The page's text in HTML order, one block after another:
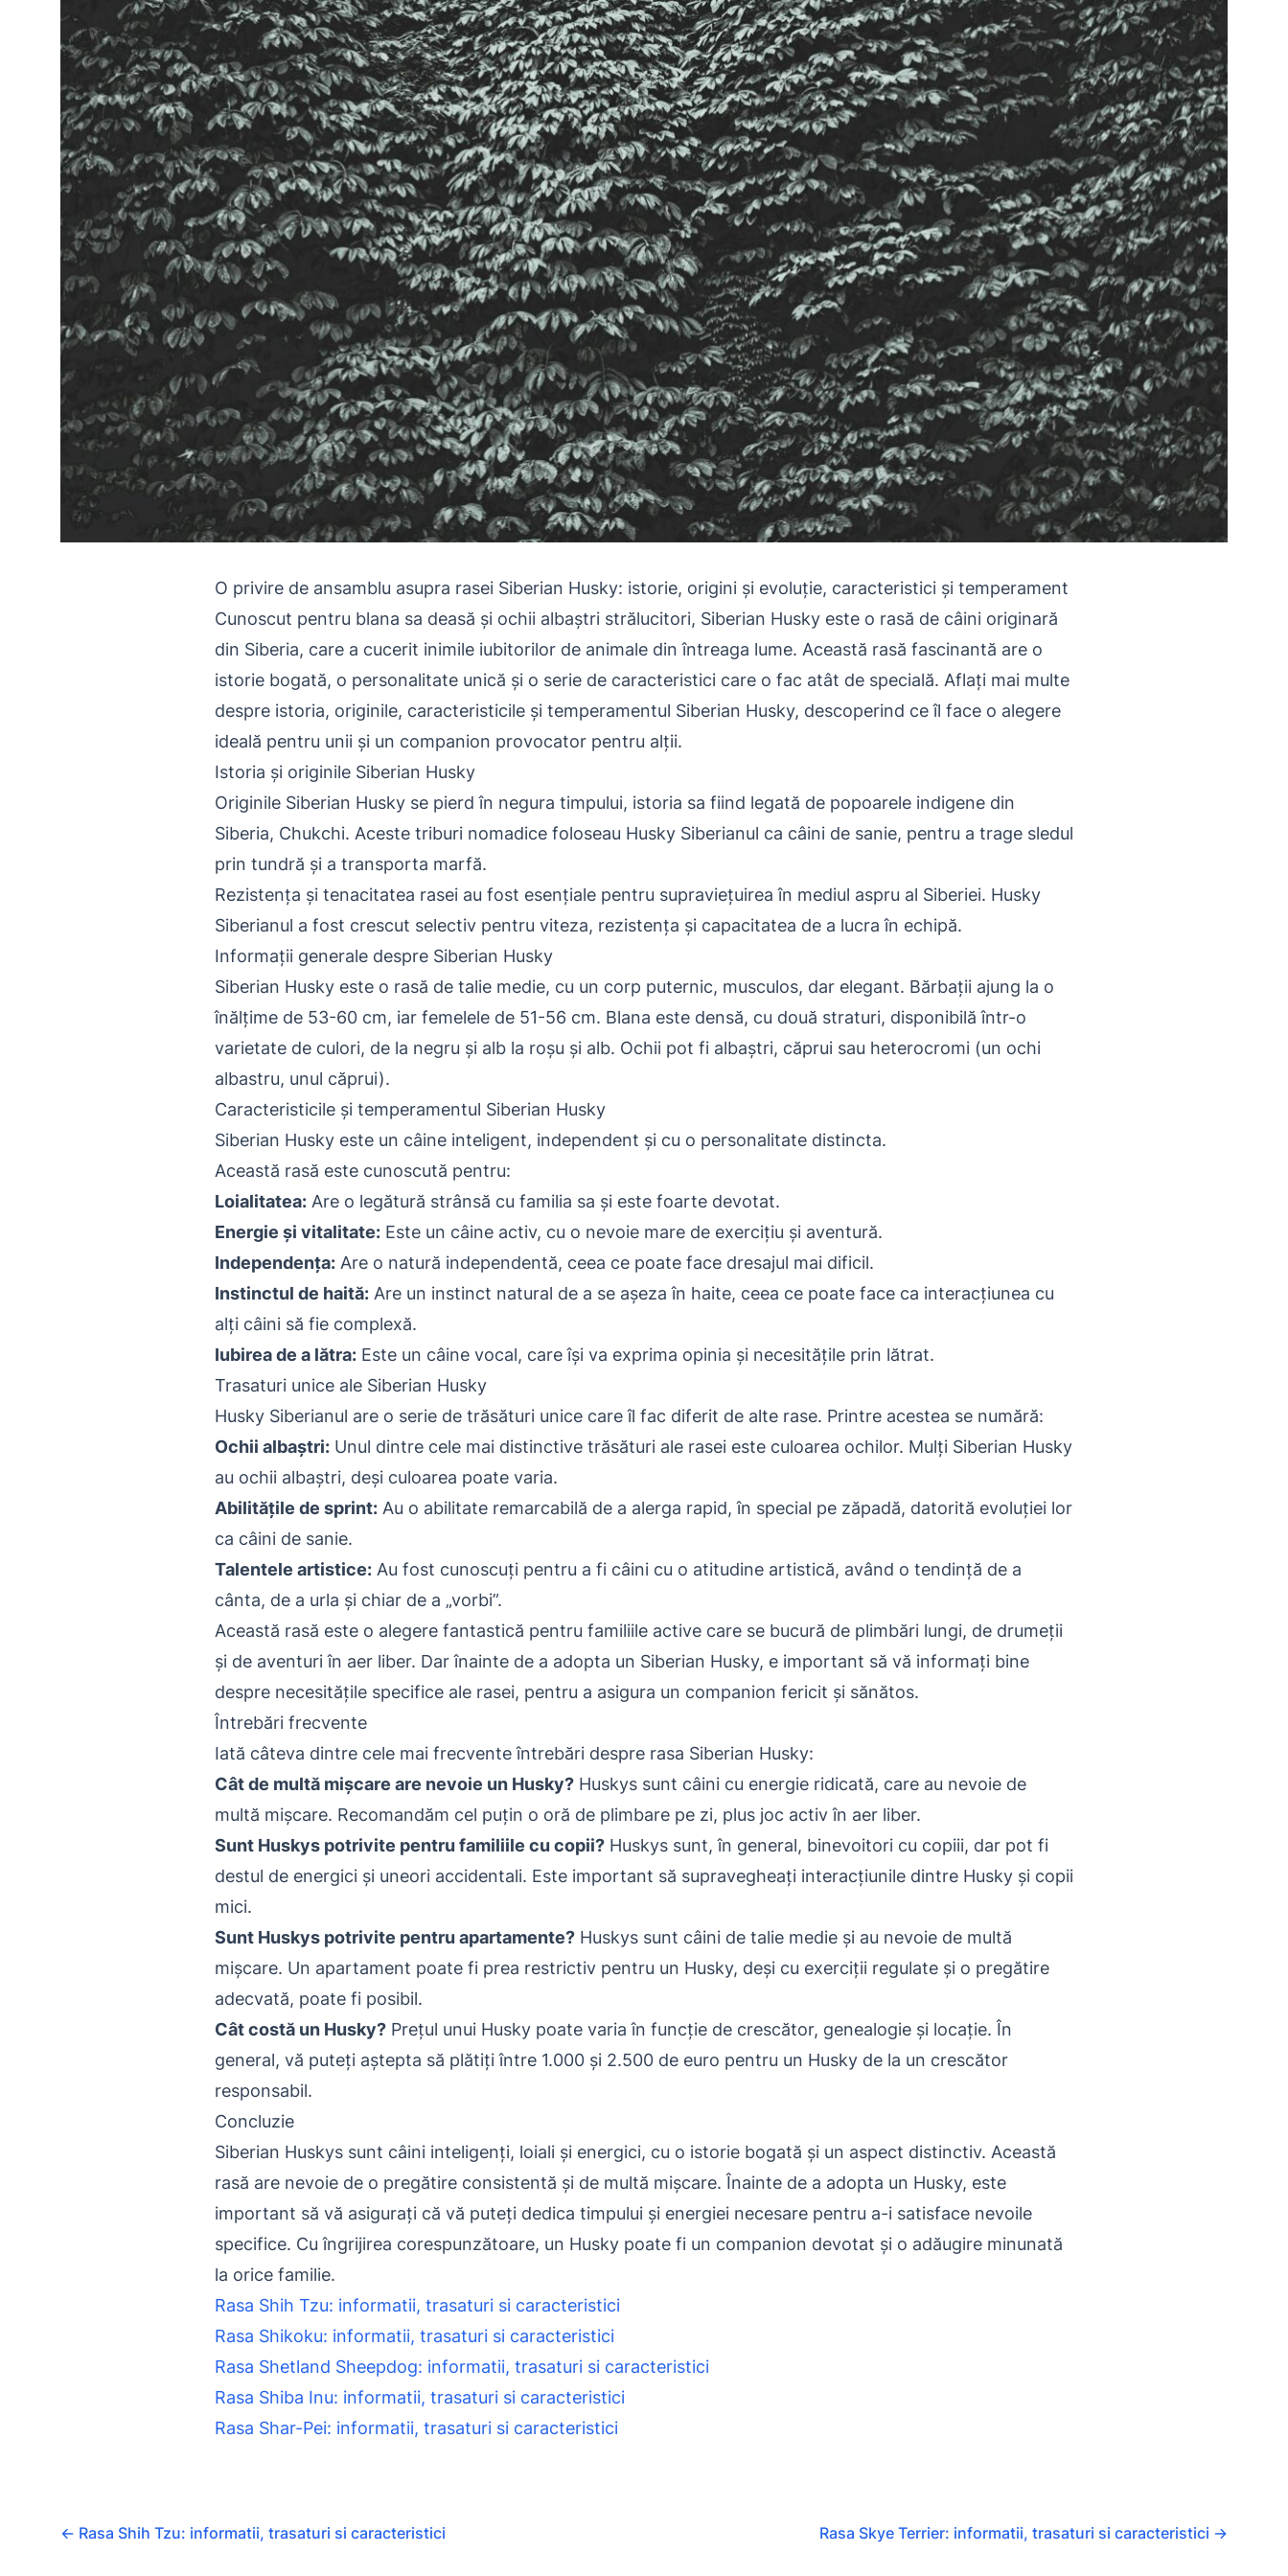
O privire de ansamblu asupra rasei Siberian Husky: istorie, origini și evoluție, caracteristici și temperament
Cunoscut pentru blana sa deasă și ochii albaștri strălucitori, Siberian Husky este o rasă de câini originară
din Siberia, care a cucerit inimile iubitorilor de animale din întreaga lume. Această rasă fascinantă are o
istorie bogată, o personalitate unică și o serie de caracteristici care o fac atât de specială. Aflați mai multe
despre istoria, originile, caracteristicile și temperamentul Siberian Husky, descoperind ce îl face o alegere
ideală pentru unii și un companion provocator pentru alții.
Istoria și originile Siberian Husky
Originile Siberian Husky se pierd în negura timpului, istoria sa fiind legată de popoarele indigene din
Siberia, Chukchi. Aceste triburi nomadice foloseau Husky Siberianul ca câini de sanie, pentru a trage sledul
prin tundră și a transporta marfă.
Rezistența și tenacitatea rasei au fost esențiale pentru supraviețuirea în mediul aspru al Siberiei. Husky
Siberianul a fost crescut selectiv pentru viteza, rezistența și capacitatea de a lucra în echipă.
Informații generale despre Siberian Husky
Siberian Husky este o rasă de talie medie, cu un corp puternic, musculos, dar elegant. Bărbații ajung la o
înălțime de 53-60 cm, iar femelele de 51-56 cm. Blana este densă, cu două straturi, disponibilă într-o
varietate de culori, de la negru și alb la roșu și alb. Ochii pot fi albaștri, căprui sau heterocromi (un ochi
albastru, unul căprui).
Caracteristicile și temperamentul Siberian Husky
Siberian Husky este un câine inteligent, independent și cu o personalitate distincta.
Această rasă este cunoscută pentru:
Loialitatea: Are o legătură strânsă cu familia sa și este foarte devotat.
Energie și vitalitate: Este un câine activ, cu o nevoie mare de exercițiu și aventură.
Independența: Are o natură independentă, ceea ce poate face dresajul mai dificil.
Instinctul de haită: Are un instinct natural de a se așeza în haite, ceea ce poate face ca interacțiunea cu
alți câini să fie complexă.
Iubirea de a lătra: Este un câine vocal, care își va exprima opinia și necesitățile prin lătrat.
Trasaturi unice ale Siberian Husky
Husky Siberianul are o serie de trăsături unice care îl fac diferit de alte rase. Printre acestea se numără:
Ochii albaștri: Unul dintre cele mai distinctive trăsături ale rasei este culoarea ochilor. Mulți Siberian Husky
au ochii albaștri, deși culoarea poate varia.
Abilitățile de sprint: Au o abilitate remarcabilă de a alerga rapid, în special pe zăpadă, datorită evoluției lor
ca câini de sanie.
Talentele artistice: Au fost cunoscuți pentru a fi câini cu o atitudine artistică, având o tendință de a
cânta, de a urla și chiar de a „vorbi”.
Această rasă este o alegere fantastică pentru familiile active care se bucură de plimbări lungi, de drumeții
și de aventuri în aer liber. Dar înainte de a adopta un Siberian Husky, e important să vă informați bine
despre necesitățile specifice ale rasei, pentru a asigura un companion fericit și sănătos.
Întrebări frecvente
Iată câteva dintre cele mai frecvente întrebări despre rasa Siberian Husky:
Cât de multă mișcare are nevoie un Husky? Huskys sunt câini cu energie ridicată, care au nevoie de
multă mișcare. Recomandăm cel puțin o oră de plimbare pe zi, plus joc activ în aer liber.
Sunt Huskys potrivite pentru familiile cu copii? Huskys sunt, în general, binevoitori cu copiii, dar pot fi
destul de energici și uneori accidentali. Este important să supravegheați interacțiunile dintre Husky și copii
mici.
Sunt Huskys potrivite pentru apartamente? Huskys sunt câini de talie medie și au nevoie de multă
mișcare. Un apartament poate fi prea restrictiv pentru un Husky, deși cu exerciții regulate și o pregătire
adecvată, poate fi posibil.
Cât costă un Husky? Prețul unui Husky poate varia în funcție de crescător, genealogie și locație. În
general, vă puteți aștepta să plătiți între 1.000 și 2.500 de euro pentru un Husky de la un crescător
responsabil.
Concluzie
Siberian Huskys sunt câini inteligenți, loiali și energici, cu o istorie bogată și un aspect distinctiv. Această
rasă are nevoie de o pregătire consistentă și de multă mișcare. Înainte de a adopta un Husky, este
important să vă asigurați că vă puteți dedica timpului și energiei necesare pentru a-i satisface nevoile
specifice. Cu îngrijirea corespunzătoare, un Husky poate fi un companion devotat și o adăugire minunată
la orice familie.
Rasa Shih Tzu: informatii, trasaturi si caracteristici
Rasa Shikoku: informatii, trasaturi si caracteristici
Rasa Shetland Sheepdog: informatii, trasaturi si caracteristici
Rasa Shiba Inu: informatii, trasaturi si caracteristici
Rasa Shar-Pei: informatii, trasaturi si caracteristici
← Rasa Shih Tzu: informatii, trasaturi si caracteristici Rasa Skye Terrier: informatii, trasaturi si caracteristici →